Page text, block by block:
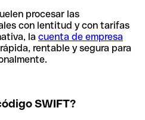
procesar las
con lentitud y con tarifas
la cuenta de empresa
rentable y segura para
SWIFT?